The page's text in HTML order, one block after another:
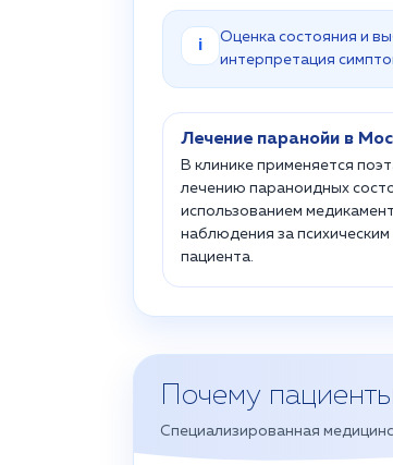
i Оценка состояния и
интерпретация
Лечение паранойи в
В клинике применяется
лечению параноидных
использованием
наблюдения за
пациента.
Почему
Специализированная